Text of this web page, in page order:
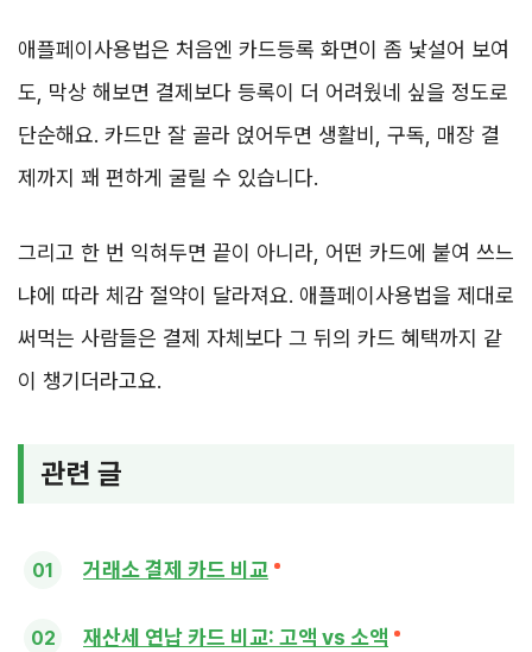
애플페이사용법은 처음엔 카드등록 화면이 좀 낯설어 보여
도, 막상 해보면 결제보다 등록이 더 어려웠네 싶을 정도로
단순해요. 카드만 잘 골라 얹어두면 생활비, 구독, 매장 결
제까지 꽤 편하게 굴릴 수 있습니다.
그리고 한 번 익혀두면 끝이 아니라, 어떤 카드에 붙여 쓰느
냐에 따라 체감 절약이 달라져요. 애플페이사용법을 제대로
써먹는 사람들은 결제 자체보다 그 뒤의 카드 혜택까지 같
이 챙기더라고요.
관련 글
거래소 결제 카드 비교
재산세 연납 카드 비교: 고액 vs 소액